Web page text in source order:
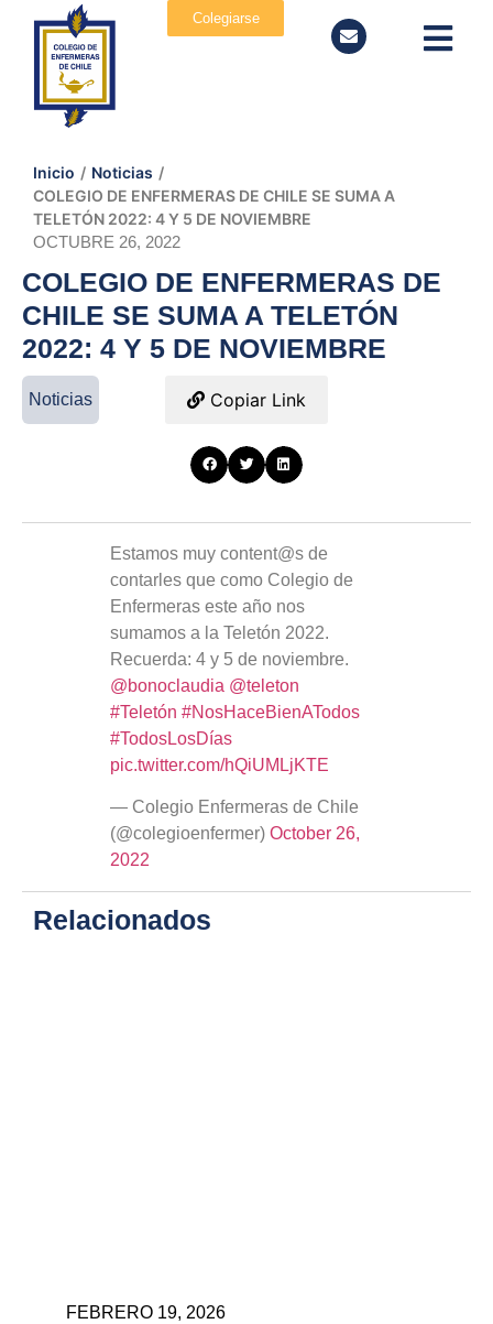
Colegiarse
Inicio / Noticias /
COLEGIO DE ENFERMERAS DE CHILE SE SUMA A
TELETÓN 2022: 4 Y 5 DE NOVIEMBRE
OCTUBRE 26, 2022
COLEGIO DE ENFERMERAS DE
CHILE SE SUMA A TELETÓN
2022: 4 Y 5 DE NOVIEMBRE
Noticias Copiar Link
Estamos muy content@s de
contarles que como Colegio de
Enfermeras este año nos
sumamos a la Teletón 2022.
Recuerda: 4 y 5 de noviembre.
@bonoclaudia @teleton
#Teletón #NosHaceBienATodos
#TodosLosDías
pic.twitter.com/hQiUMLjKTE
— Colegio Enfermeras de Chile
(@colegioenfermer) October 26,
2022
Relacionados
FEBRERO 19, 2026